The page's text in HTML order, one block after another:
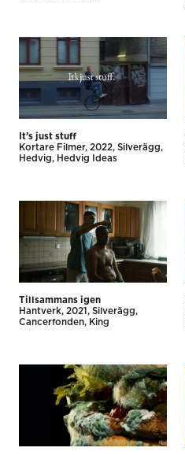
It’s just stuff
Kortare Filmer 2022 Silverägg
Hedvig
Hedvig Ideas
Tillsammans igen
Hantverk 2021
Silverägg
Cancerfonden
King